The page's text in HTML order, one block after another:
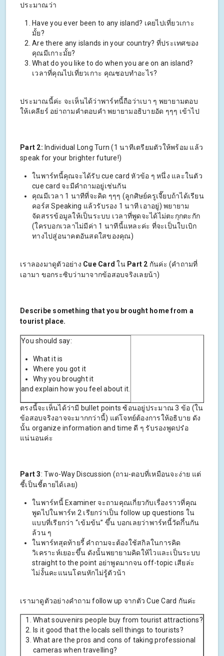
ประมาณว่า
Have you ever been to any island? เคยไปเที่ยวเกาะ
มั้ย?
Are there any islands in your country? ที่ประเทศของ
คุณมีเกาะมั้ย?
What do you like to do when you are on an island?
เวลาที่คุณไปเที่ยวเกาะ คุณชอบทำอะไร?
ประมาณนี้ค่ะ จะเห็นได้ว่าพาร์ทนี้ถือว่าเบา ๆ พยายามตอบ
ให้เคลียร์ อย่าถามคำตอบคำ พยายามอธิบายอัด ๆๆๆ เข้าไป
Part 2: Individual Long Turn (1 นาทีเตรียมตัวให้พร้อม แล้ว
speak for your brighter future!)
ในพาร์ทนี้คุณจะได้รับ cue card หัวข้อ ๆ หนึ่ง และในตัว
cue card จะมีคำถามอยู่เช่นกัน
คุณมีเวลา 1 นาทีที่จะคิด ๆๆๆ (ลูกศิษย์ครูเจี๊ยบถ้าได้เรียน
คอร์ส Speaking แล้วรับรอง 1 นาที เอาอยู่) พยายาม
จัดสรรข้อมูลให้เป็นระบบ เวลาที่พูดจะได้ไม่ตะกุกตะกัก
(ใครบอกเวลาไม่มีค่า 1 นาทีนี้แหละค่ะ ที่จะเป็นใบเบิก
ทางไปสู่อนาคตอันสดใสของคุณ)
เราลองมาดูตัวอย่าง Cue Card ใน Part 2 กันค่ะ (คำถามที่
เอามา ขอกระซิบว่ามาจากข้อสอบจริงเลยน้า)
Describe something that you brought home from a
tourist place.
You should say:
What it is
Where you got it
Why you brought it
and explain how you feel about it.
ตรงนี้จะเห็นได้ว่ามี bullet points ซ้อนอยู่ประมาณ 3 ข้อ (ใน
ข้อสอบจริงอาจจะมากกว่านี้) แต่โจทย์ต้องการให้อธิบาย ดัง
นั้น organize information and time ดี ๆ รับรองพูดปร๋อ
แน่นอนค่ะ
Part 3: Two-Way Discussion (ถาม-ตอบที่เหมือนจะง่าย แต่
ชี้เป็นชี้ตายได้เลย)
ในพาร์ทนี้ Examiner จะถามคุณเกี่ยวกับเรื่องราวที่คุณ
พูดไปในพาร์ท 2 เรียกว่าเป็น follow up questions ใน
แบบที่เรียกว่า “เข้มข้น” ขึ้น บอกเลยว่าพาร์ทนี้วัดกึ๋นกัน
ล้วน ๆ
ในพาร์ทสุดท้ายรี้ คำถามจะต้องใช้สกิลในการคิด
วิเคราะห์เยอะขึ้น ดังนั้นพยายามคิดให้ไวและเป็นระบบ
straight to the point อย่าพูดมากจน off-topic เสียล่ะ
ไม่งั้นคะแนนโดนหักไม่รู้ตัวน้า
เรามาดูตัวอย่างคำถาม follow up จากตัว Cue Card กันค่ะ
What souvenirs people buy from tourist attractions?
Is it good that the locals sell things to tourists?
What are the pros and cons of taking professional
cameras when travelling?